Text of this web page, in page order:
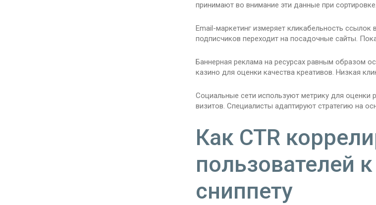
принимают во внимание эти данные при сортировке.
Email-маркетинг измеряет кликабельность
подписчиков переходит на посадочные сайты.
Баннерная реклама на ресурсах равным образом
казино для оценки качества креативов. Низкая
Социальные сети используют метрику для оценки
визитов. Специалисты адаптируют стратегию на
Как CTR
пользователей
сниппету